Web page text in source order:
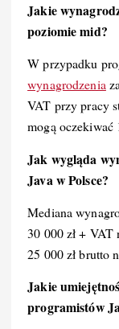
Jakie
poziomie mid?
W przypadku
wynagrodzenia
VAT przy pracy
mogą oczekiwać
Jak wygląda
Java w Polsce?
Mediana
30 000 zł +
25 000 zł brutto
Jakie
programistów